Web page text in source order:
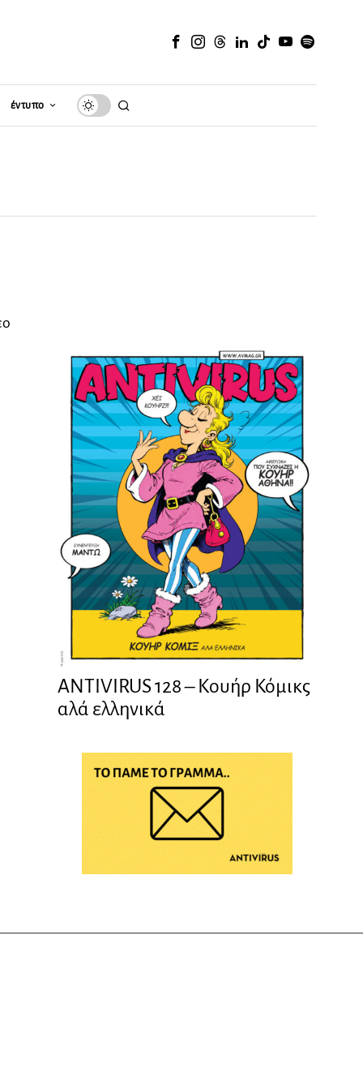
έντυπο
ANTIVIRUS 128 – Kουήρ Κόμικς
αλά ελληνικά